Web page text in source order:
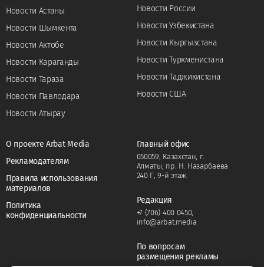
Новости Астаны
Новости Шымкента
Новости Актобе
Новости Караганды
Новости Тараза
Новости Павлодара
Новости Атырау
Новости России
Новости Узбекистана
Новости Кыргызстана
Новости Туркменистана
Новости Таджикистана
Новости США
О проекте Arbat Media
Рекламодателям
Правила использования
материалов
Политика
конфиденциальности
Главный офис
050059, Казахстан, г.
Алматы, пр. Н. Назарбаева
240 Г, 9-й этаж.
Редакция
+7 (706) 400 0450,
info@arbat.media
По вопросам
размещения рекламы